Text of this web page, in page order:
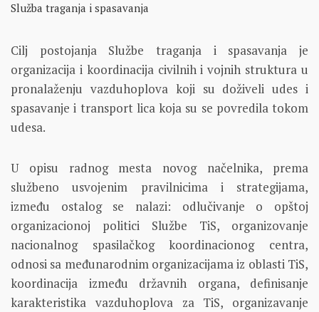
Služba traganja i spasavanja
Cilj postojanja Službe traganja i spasavanja je
organizacija i koordinacija civilnih i vojnih struktura u
pronalaženju vazduhoplova koji su doživeli udes i
spasavanje i transport lica koja su se povredila tokom
udesa.
U opisu radnog mesta novog načelnika, prema
službeno usvojenim pravilnicima i strategijama,
između ostalog se nalazi: odlučivanje o opštoj
organizacionoj politici Službe TiS, organizovanje
nacionalnog spasilačkog koordinacionog centra,
odnosi sa međunarodnim organizacijama iz oblasti TiS,
koordinacija između državnih organa, definisanje
karakteristika vazduhoplova za TiS, organizavanje